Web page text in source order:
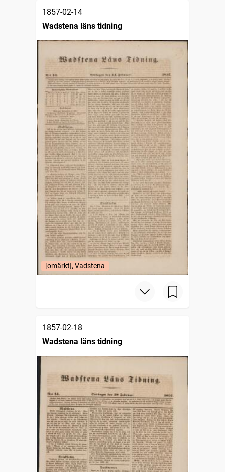
1857-02-14
Wadstena läns tidning
[omärkt], Vadstena
1857-02-18
Wadstena läns tidning